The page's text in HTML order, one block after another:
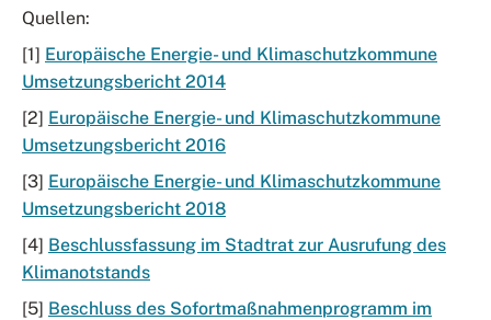
Quellen:
[1] Europäische Energie- und Klimaschutzkommune
Umsetzungsbericht 2014
[2] Europäische Energie- und Klimaschutzkommune
Umsetzungsbericht 2016
[3] Europäische Energie- und Klimaschutzkommune
Umsetzungsbericht 2018
[4] Beschlussfassung im Stadtrat zur Ausrufung des
Klimanotstands
[5] Beschluss des Sofortmaßnahmenprogramm im